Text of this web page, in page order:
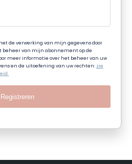
de verwerking van mijn gegevens door
beheer van mijn abonnement op de
meer informatie over het beheer van uw
en de uitoefening van uw rechten:zie
Registreren